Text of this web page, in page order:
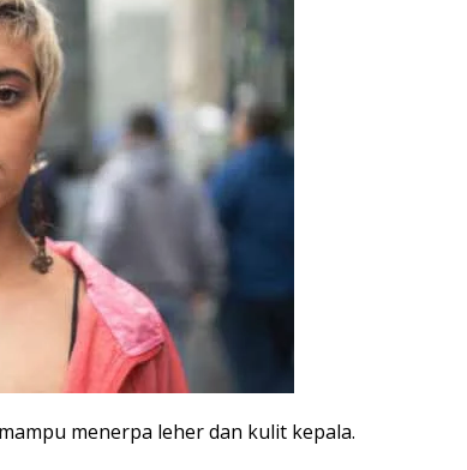
menerpa leher dan kulit kepala.